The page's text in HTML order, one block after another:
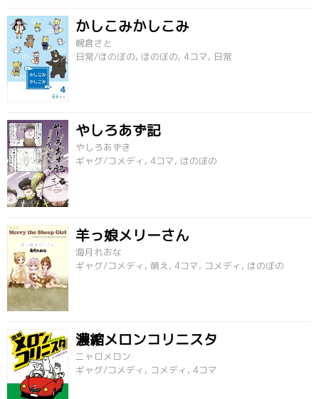
かしこみかしこみ
幌倉さと
日常/ほのぼの, ほのぼの, 4コマ, 日常
やしろあず記
やしろあずき
ギャグ/コメディ, 4コマ, ほのぼの
羊っ娘メリーさん
海月れおな
ギャグ/コメディ, 萌え, 4コマ, コメディ, ほのぼの
濃縮メロンコリニスタ
ニャロメロン
ギャグ/コメディ, コメディ, 4コマ